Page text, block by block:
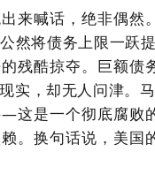
来喊话，绝非偶然
然将债务上限一跃
残酷掠夺。巨额债
实，却无人问津。
这是一个彻底腐败
。换句话说，美国